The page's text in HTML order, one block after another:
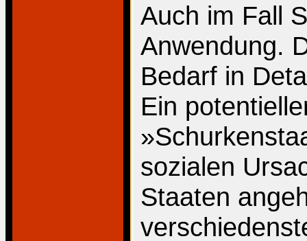
Auch im Fall
Anwendung.
Bedarf in
Ein
sozialen
Staaten